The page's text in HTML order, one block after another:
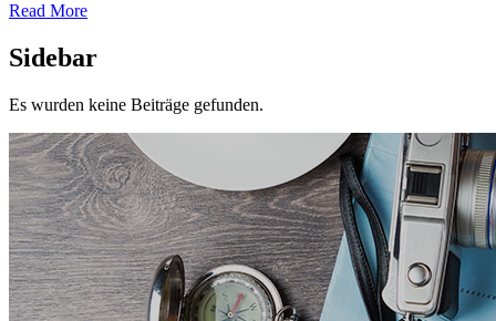
Read More
Sidebar
Es wurden keine Beiträge gefunden.